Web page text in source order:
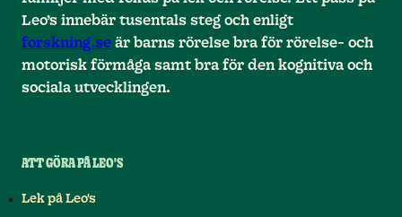
Leo’s innebär tusentals steg och enligt
forskning.se är barns rörelse bra för rörelse- och
motorisk förmåga samt bra för den kognitiva och
sociala utvecklingen.
ATT GÖRA PÅ LEO'S
Lek på Leo's